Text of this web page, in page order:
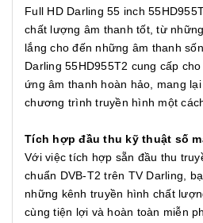
Full HD Darling 55 inch
chất lượng âm thanh tốt, từ
lắng cho đến những âm thanh
Darling 55HD955T2 cung cấp
ứng âm thanh hoàn hảo, mang
chương trình truyền hình một
Tích hợp đầu thu kỹ thuật số
Với việc tích hợp sẵn đầu thu
chuẩn DVB-T2 trên TV Darling,
những kênh truyền hình chất
cùng tiện lợi và hoàn toàn miễn